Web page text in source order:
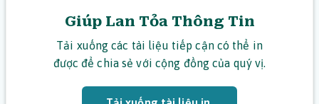
Giúp Lan Tỏa Thông Tin
Tải xuống các tài liệu tiếp cận có thể in
được để chia sẻ với cộng đồng của quý vị.